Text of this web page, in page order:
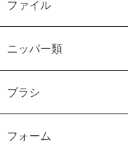
ファイル
ニッパー類
ブラシ
フォーム